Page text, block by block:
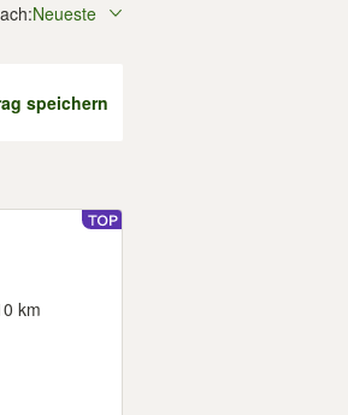
Neueste
speichern
km